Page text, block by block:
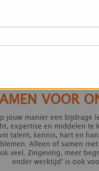
VOOR
jouw manier een bijdrage
expertise en middelen
talent, kennis, hart en
Alleen of samen
veel. Zingeving, meer
onder werktijd’ is ook